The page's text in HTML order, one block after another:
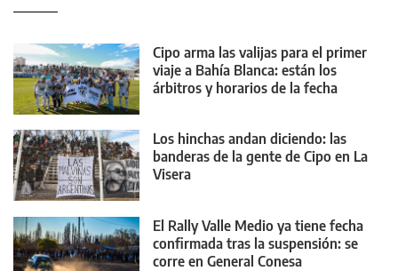
Cipo arma las valijas para el primer
viaje a Bahía Blanca: están los
árbitros y horarios de la fecha
Los hinchas andan diciendo: las
banderas de la gente de Cipo en La
Visera
El Rally Valle Medio ya tiene fecha
confirmada tras la suspensión: se
corre en General Conesa